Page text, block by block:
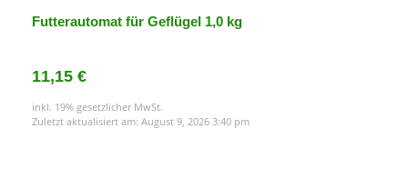
Futterautomat für Geflügel 1,0 kg
11,15 €
inkl. 19% gesetzlicher MwSt.
Zuletzt aktualisiert am: August 9, 2026 3:40 pm